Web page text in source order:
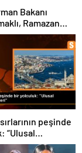
Bakanı
Ramazan
açıkladı
peşinde
“Ulusal
Seferleri”